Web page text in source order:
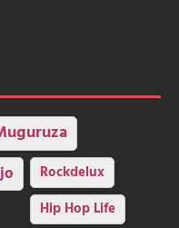
Rockdelux
Hip Hop Life